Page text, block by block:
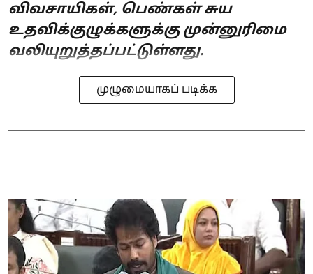
விவசாயிகள், பெண்கள் சுய
உதவிக்குழுக்களுக்கு முன்னுரிமை
வலியுறுத்தப்பட்டுள்ளது.
முழுமையாகப் படிக்க